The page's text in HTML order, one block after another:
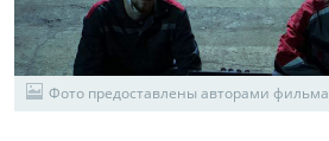
Фото предоставлены авторами фильма